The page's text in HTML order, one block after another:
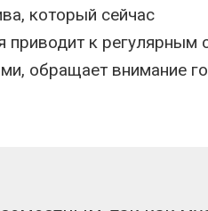
который сейчас
приводит к регулярным
обращает внимание